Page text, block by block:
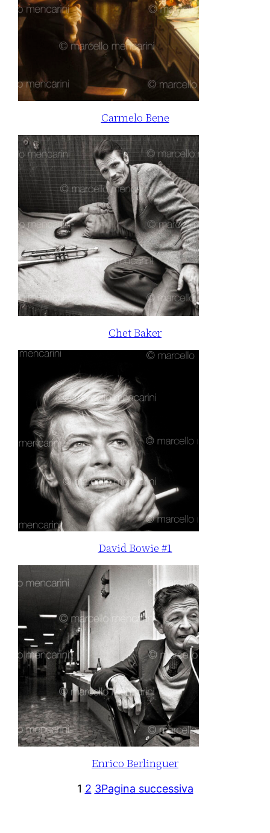
Carmelo Bene
Chet Baker
David Bowie #1
Enrico Berlinguer
1 2 3Pagina successiva